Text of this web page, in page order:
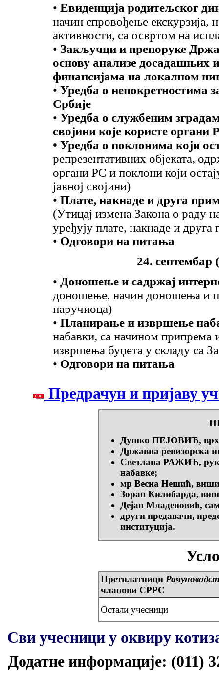
• Евиденција родитељског
начин спровођење екскурзија,
активности, са освртом на
• Закључци и препоруке
основу анализе досадашњих
финансијама на локалном
• Уредба о непокретностима
Србије
• Уредба о службеним
својини које користе органи
• Уредба о поклонима који
репрезентативних објеката,
органи РС и поклони који
јавној својини)
• Плате, накнаде и друга
(Утицај измена Закона о раду
уређују плате, накнаде и
• Одговори на питања
24. септембар
• Доношење и садржај
доношење, начин доношења и
наручиоца)
• Планирање и извршење
набавки, са начином припрема
извршења буџета у складу са
• Одговори на питања
Предрачун и пријаву
Душко ПЕЈОВИЋ,
Државна ревизорска
Светлана РАЖИЋ,
набавке;
мр Весна Нешић, виши
Зоран Килибарда,
Дејан Младеновић,
други предавачи,
институција.
Претплатници
чланови СРРС
Остали учесници
Сви учесници у оквиру
Додатне информације: (011)